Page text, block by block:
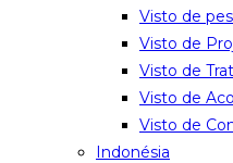
Visto de
Visto de
Visto de
Visto de
Visto de
Indonésia